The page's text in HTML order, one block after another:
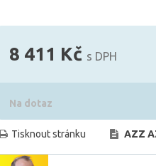
8 411 Kč s DPH
Na dotaz
Tisknout stránku AZZ